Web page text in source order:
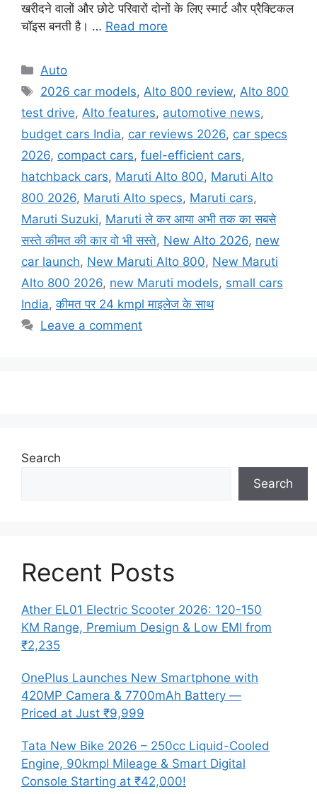
खरीदने वालों और छोटे परिवारों दोनों के लिए स्मार्ट और प्रैक्टिकल
चॉइस बनती है। … Read more
Categories
Auto
Tags
2026 car models, Alto 800 review, Alto 800
test drive, Alto features, automotive news,
budget cars India, car reviews 2026, car specs
2026, compact cars, fuel-efficient cars,
hatchback cars, Maruti Alto 800, Maruti Alto
800 2026, Maruti Alto specs, Maruti cars,
Maruti Suzuki, Maruti ले कर आया अभी तक का सबसे
सस्ते कीमत की कार वो भी सस्ते, New Alto 2026, new
car launch, New Maruti Alto 800, New Maruti
Alto 800 2026, new Maruti models, small cars
India,कीमत पर 24 kmpl माइलेज के साथ
Leave a comment
Search
Search
Recent Posts
Ather EL01 Electric Scooter 2026: 120-150
KM Range, Premium Design & Low EMI from
₹2,235
OnePlus Launches New Smartphone with
420MP Camera & 7700mAh Battery —
Priced at Just ₹9,999
Tata New Bike 2026 – 250cc Liquid-Cooled
Engine, 90kmpl Mileage & Smart Digital
Console Starting at ₹42,000!